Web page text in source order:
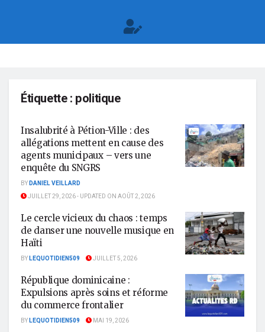
Étiquette : politique
Insalubrité à Pétion-Ville : des
allégations mettent en cause des
agents municipaux – vers une
enquête du SNGRS
BYDANIEL VEILLARD
JUILLET 29, 2026 - UPDATED ON AOÛT 2, 2026
Le cercle vicieux du chaos : temps
de danser une nouvelle musique en
Haïti
BYLEQUOTIDIEN509 JUILLET 5, 2026
République dominicaine :
Expulsions après soins et réforme
du commerce frontalier
BYLEQUOTIDIEN509 MAI 19, 2026